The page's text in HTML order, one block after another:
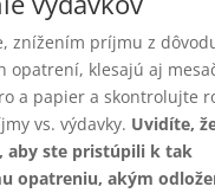
znížením príjmu z
opatrení, klesajú aj
a papier a skontrolujte
vs. výdavky. Uvidíte,
aby ste pristúpili k tak
opatreniu, akým